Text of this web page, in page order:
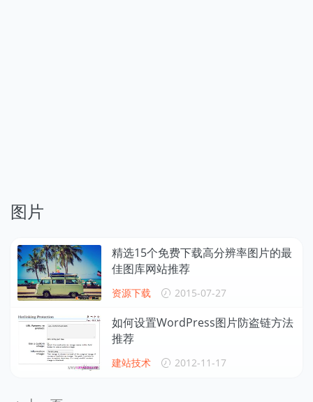
图片
精选15个免费下载高分辨率图片的最
佳图库网站推荐
资源下载 2015-07-27
如何设置WordPress图片防盗链方法
推荐
建站技术 2012-11-17